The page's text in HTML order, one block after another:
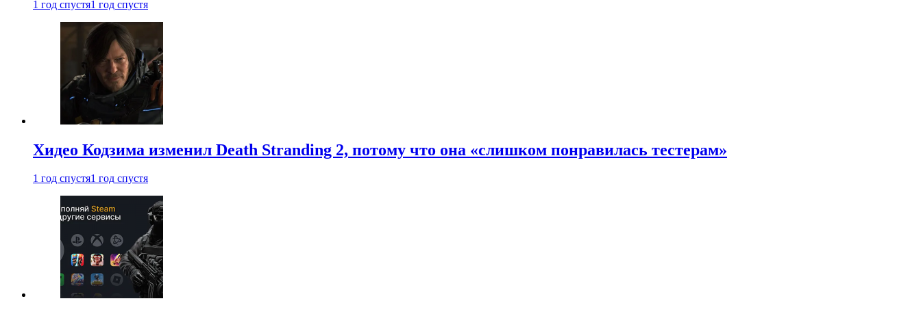
1 год спустя1 год спустя
Хидео Кодзима изменил Death Stranding 2, потому что она «слишком понравилась тестерам»
1 год спустя1 год спустя